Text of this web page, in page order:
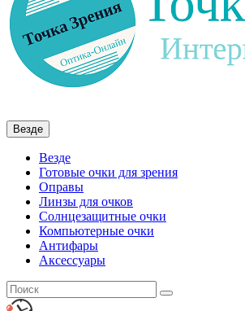
Везде
Везде
Готовые очки для зрения
Оправы
Линзы для очков
Солнцезащитные очки
Компьютерные очки
Антифары
Аксессуары